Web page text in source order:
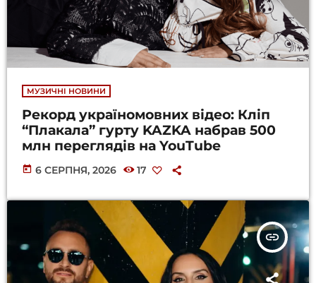
МУЗИЧНІ НОВИНИ
Рекорд україномовних відео: Кліп
“Плакала” гурту KAZKA набрав 500
млн переглядів на YouTube
today 6 СЕРПНЯ, 2026 17
insert_link